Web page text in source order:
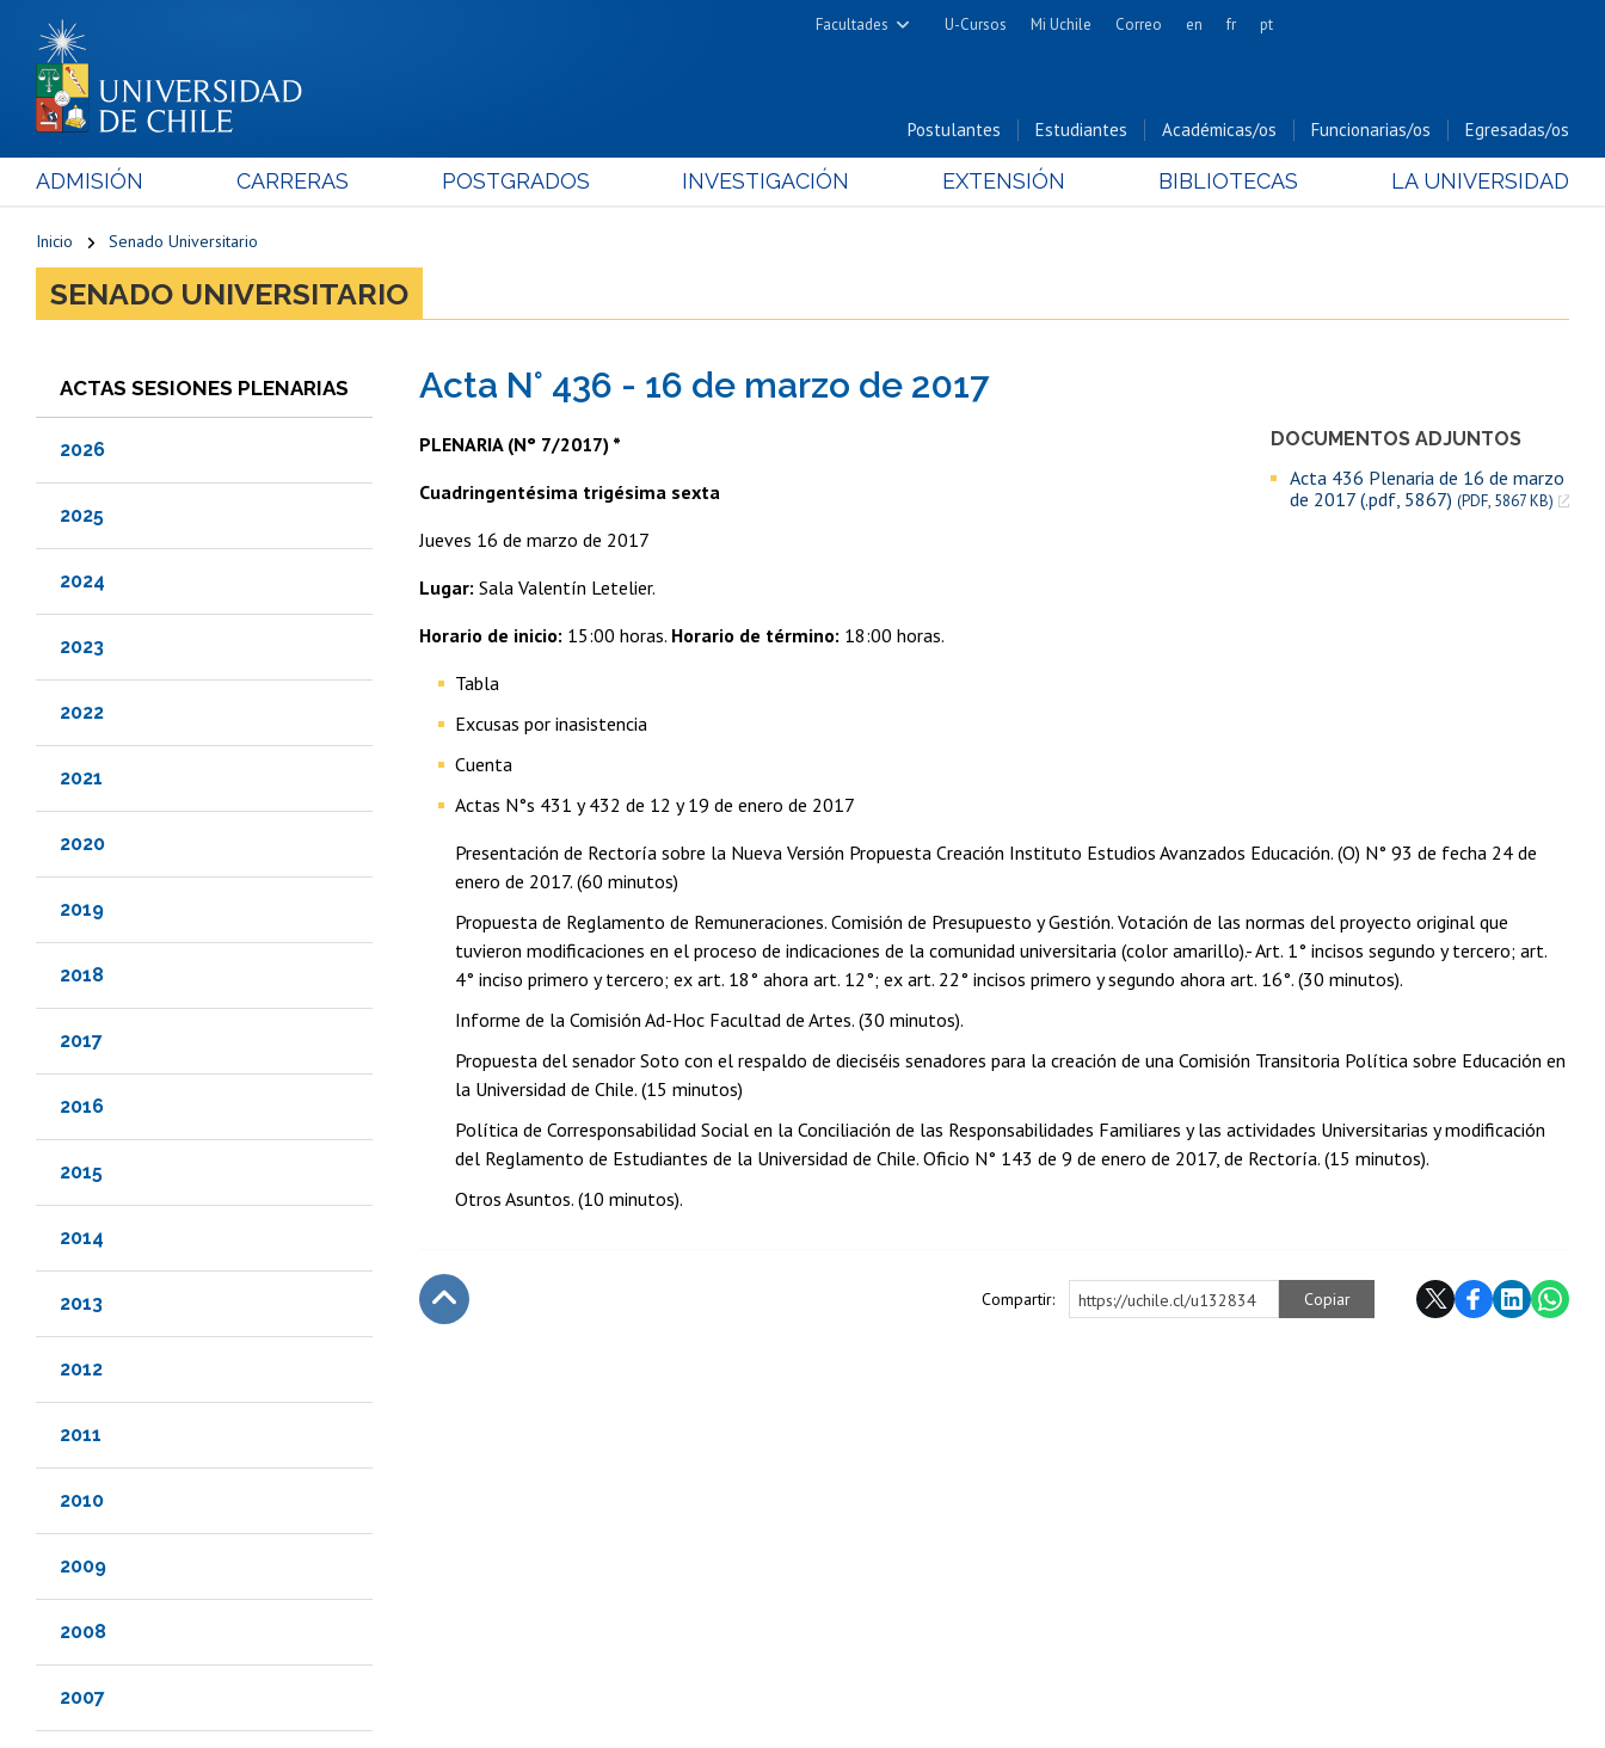
Facultades
Cs. Físicas y Matemáticas
Cs. Forestales y Conservación
Cs. Químicas y Farmacéuticas
Cs. Sociales
Estudios Avanzados en Educación
Hospital Clínico
U-Cursos Mi Uchile Correo en fr pt
Postulantes Estudiantes Académicas/os Funcionarias/os Egresadas/os
ADMISIÓN CARRERAS POSTGRADOS INVESTIGACIÓN EXTENSIÓN BIBLIOTECAS LA UNIVERSIDAD
Inicio Senado Universitario
SENADO UNIVERSITARIO
ACTAS SESIONES PLENARIAS
2026
2025
2024
2023
2022
2021
2020
2019
2018
2017
2016
2015
2014
2013
2012
2011
2010
2009
2008
2007
Acta N° 436 - 16 de marzo de 2017
DOCUMENTOS ADJUNTOS
Acta 436 Plenaria de 16 de marzo
de 2017 (.pdf, 5867) (PDF, 5867 KB)
PLENARIA (N° 7/2017) *
Cuadringentésima trigésima sexta
Jueves 16 de marzo de 2017
Lugar: Sala Valentín Letelier.
Horario de inicio: 15:00 horas. Horario de término: 18:00 horas.
Tabla
Excusas por inasistencia
Cuenta
Actas N°s 431 y 432 de 12 y 19 de enero de 2017
Presentación de Rectoría sobre la Nueva Versión Propuesta Creación Instituto Estudios Avanzados Educación. (O) N° 93 de fecha 24 de
enero de 2017. (60 minutos)
Propuesta de Reglamento de Remuneraciones. Comisión de Presupuesto y Gestión. Votación de las normas del proyecto original que
tuvieron modificaciones en el proceso de indicaciones de la comunidad universitaria (color amarillo).- Art. 1° incisos segundo y tercero; art.
4° inciso primero y tercero; ex art. 18° ahora art. 12°; ex art. 22° incisos primero y segundo ahora art. 16°. (30 minutos).
Informe de la Comisión Ad-Hoc Facultad de Artes. (30 minutos).
Propuesta del senador Soto con el respaldo de dieciséis senadores para la creación de una Comisión Transitoria Política sobre Educación en
la Universidad de Chile. (15 minutos)
Política de Corresponsabilidad Social en la Conciliación de las Responsabilidades Familiares y las actividades Universitarias y modificación
del Reglamento de Estudiantes de la Universidad de Chile. Oficio N° 143 de 9 de enero de 2017, de Rectoría. (15 minutos).
Otros Asuntos. (10 minutos).
Compartir: https://uchile.cl/u132834 Copiar